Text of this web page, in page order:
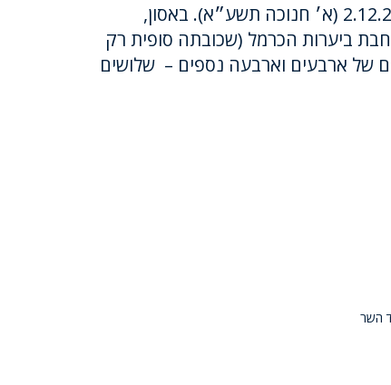
אסון הכרמל התרחש ב- 2.12.2010 (א׳ חנוכה תשע״א). באסון,
ביערות הכרמל (שכובתה סופית רק
של ארבעים וארבעה נספים – שלושים
השר